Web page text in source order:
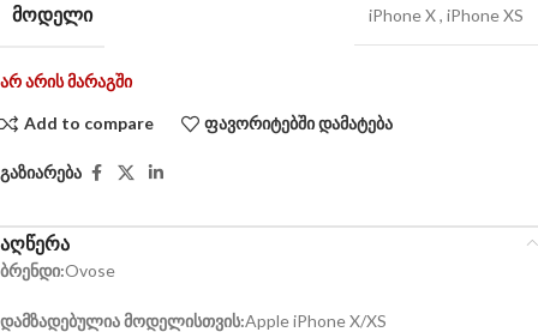
ᲛᲝᲓᲔᲚᲘ iPhone X, iPhone XS
არ არის მარაგში
Add to compare ფავორიტებში დამატება
გაზიარება
აღწერა
ბრენდი:Ovose
დამზადებულია მოდელისთვის:Apple iPhone X/XS